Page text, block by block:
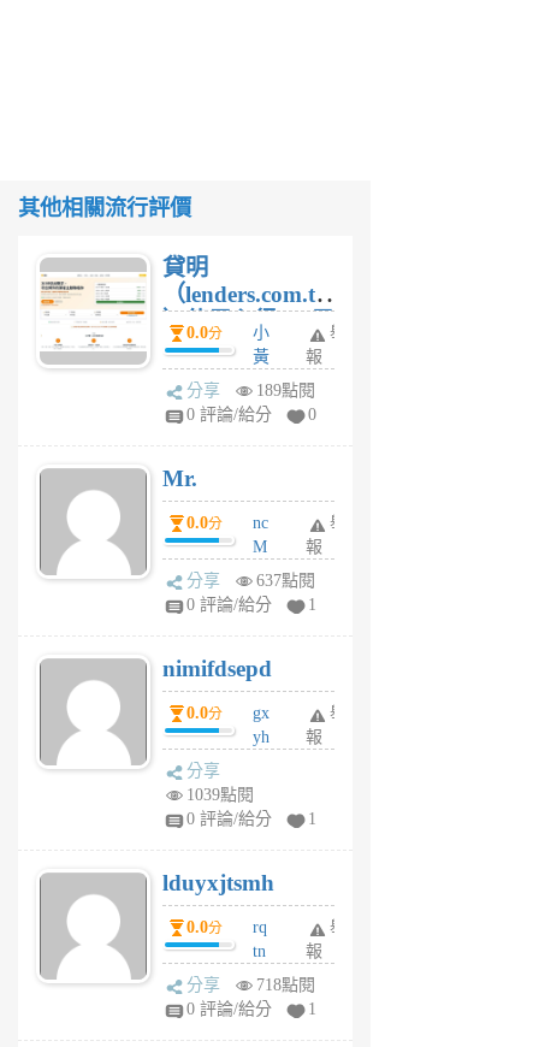
其他相關流行評價
貸明
（lenders.com.tw
）使用心得 — 民
間貸款比較平台
體驗
0.0分
小
黃
蜂
4
舉
報
分享
189點閱
0 評論/給分
0
Mr.
0.0分
nc
M
U
F
U
5
個
月
舉
報
分享
637點閱
0 評論/給分
1
nimifdsepd
0.0分
gx
yh
jl
月
前
舉
報
分享
1039點閱
0 評論/給分
1
lduyxjtsmh
0.0分
rq
tn
jt
gl
舉
報
分享
718點閱
0 評論/給分
1